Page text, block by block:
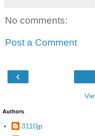
No comments:
Post a Comment
‹
Authors
3110jp